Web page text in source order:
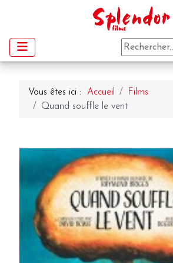
Vous êtes ici : Accueil
Films
Quand souffle le vent